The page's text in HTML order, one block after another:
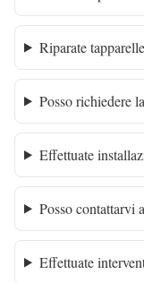
Riparate
Posso richiedere
Effettuate
Posso contattarvi
Effettuate